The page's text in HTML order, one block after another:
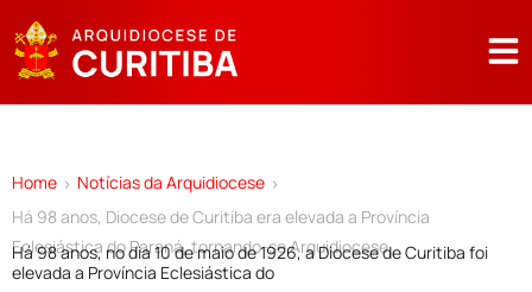
Home > Notícias da Arquidiocese >
Há 98 anos, Diocese de Curitiba era elevada a Província
Eclesiástica do Paraná, tornando-se Arquidiocese
Há 98 anos, no dia 10 de maio de 1926, a Diocese de Curitiba foi
elevada a Província Eclesiástica do